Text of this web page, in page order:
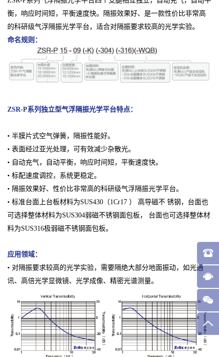
衡，响应时间短，平衡速度快。隔振效果好、是一款性价比非常高
的科研级气浮隔振光学平台，适合对隔振要求较高的光学实验。
命名规则：
ZSR-P系列独立型气浮隔振光学平台特点：
• 半膜片式空气弹簧，隔振性能好。
• 表面经过亚光处理，可有效减少杂散光。
• 自动充气，自动平衡，响应时间短，平衡速度快。
• 标配速度调控，系统更稳定。
• 隔振效果好、性价比非常高的科研级气浮隔振光学平台。
• 标准台面上台板材料为SUS430（1Cr17 ） 高导磁不 锈钢，台面也
可选择整体材料为SUS304弱磁不锈钢面包板， 台面也可选择整体材
料为SUS316极弱磁不锈钢面包板。
应用领域：
• 对隔振要求较高的光学实验，需要隔绝大部分地面振动，如光通
讯、高倍光学显微镜、光学成像、精密光谱测量。